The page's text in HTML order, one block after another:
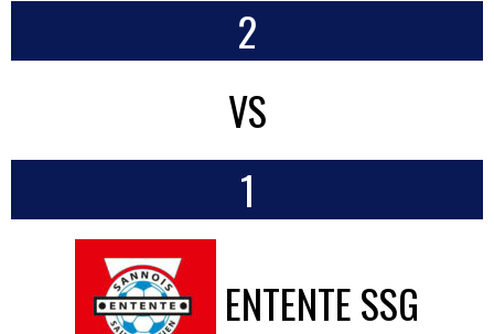
2
VS
1
ENTENTE SSG